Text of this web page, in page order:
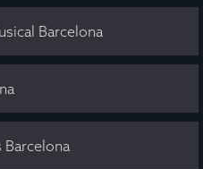
Barcelona
Barcelona